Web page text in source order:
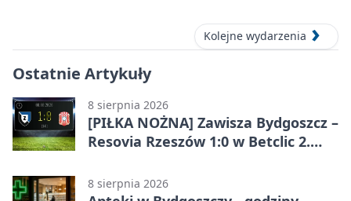
Kolejne wydarzenia
Ostatnie Artykuły
8 sierpnia 2026
[PIŁKA NOŻNA] Zawisza Bydgoszcz –
Resovia Rzeszów 1:0 w Betclic 2.
8 sierpnia 2026